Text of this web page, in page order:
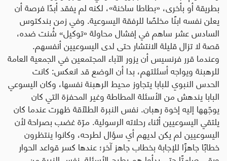
بطريقة أو بأخرى، «بطاطا ساخنة»، لكنه لم يفقد أبدًا فرصة أن
يعلن نفسه ابنًا مخلصًا للرفقة اليسوعية. وفي زمن بندكتوس
السادس عشر ساهم في إفشال محاولة «توكيل» شُنت ضده،
قصة لا تزال قليلة الانتشار حتى لدى اليسوعيين أنفسهم.
وعندما قرر فرنسيس أن يزور الآباء المجتمعين في الجمعية العامة
للرهبنة ويواجه أسئلتهم، بدا أن الوضع قد انعكس: كانت
الحدس النبوي للبابا يتجاوز محيط الرهبنة نفسها، وكان اليسوعي
البابا يندهش من الأسئلة المطاطة وغير المحفزة التي كان
يوجّهها إليه إخوة رهبان. نفس النبرة الطلّاقة ظهرت عندما كان
يلتقي اليسوعيين أثناء رحلاته الرسولية. مرّة غضب بصراحة لأن
اليسوعيين لم يكن لديهم أي سؤال لطرحه، وكانوا ينتظرون
خطابًا جاهزًا للإجابة بخطاب جاهز آخر؛ عندها كسر قواعد الحوار